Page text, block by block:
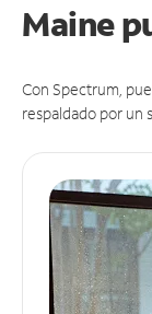
Maine
Con Spectrum,
respaldado por un